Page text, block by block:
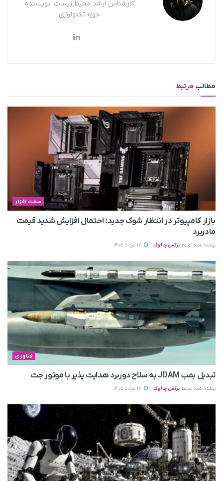
کارشناس ارشد محیط زیست، نویسنده
حوزه تکنولوژی
مطالب مرتبط
سخت افزار
بازار کامپیوتر در انتظار شوک جدید؛ احتمال افزایش شدید قیمت
مادربرد
نوشته شده توسط نرگس چالوک
فناوری
تبدیل بمب JDAM به سلاح دوربرد هدایت پذیر با موتور جت
نوشته شده توسط نرگس چالوک